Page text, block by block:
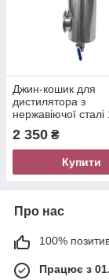
Джин-кошик для
дистилятора з
нержавіючої сталі
дюйма кламп
Арома кошик ТМ
Samogray
2 350 ₴
Купити
Про нас
100%
Працює з